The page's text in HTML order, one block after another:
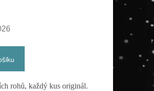
rohů, každý kus originál.